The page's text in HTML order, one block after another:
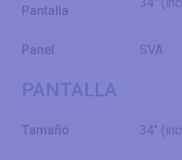
Pantalla
34"
Panel SVA
PANTALLA
Tamaño 34"